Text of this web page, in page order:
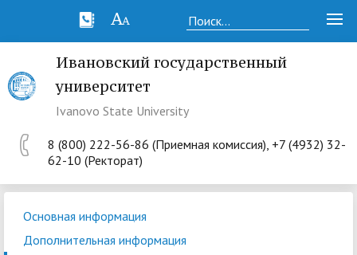
Ивановский государственный
университет
Ivanovo State University
8 (800) 222-56-86 (Приемная комиссия), +7 (4932) 32-
62-10 (Ректорат)
Основная информация
Дополнительная информация